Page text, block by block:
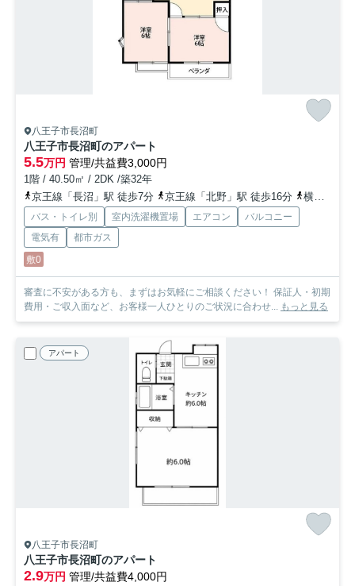
八王子市長沼町
八王子市長沼町のアパート
5.5万円 管理/共益費3,000円
1階 / 40.50㎡ / 2DK /築32年
京王線「長沼」駅 徒歩7分
京王線「北野」駅 徒歩16分 横浜線「片倉」駅 バス49分 西東京バス「在宅サービスセンター」 停歩4分
バス・トイレ別 室内洗濯機置場 エアコン
バルコニー
電気有
都市ガス
敷0
審査に不安がある方も、まずはお気軽にご相談ください！ 保証人・初期
費用・ご収入面など、お客様一人ひとりのご状況に合わせ... もっと見る
アパート
八王子市長沼町
八王子市長沼町のアパート
2.9万円 管理/共益費4,000円